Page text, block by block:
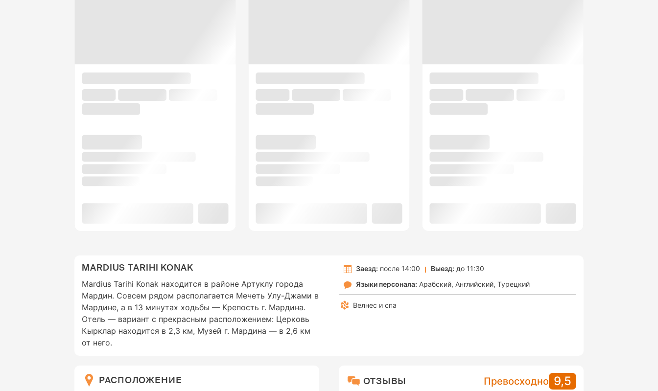
MARDIUS TARIHI KONAK
Mardius Tarihi Konak находится в районе Артуклу города
Мардин. Совсем рядом располагается Мечеть Улу-Джами в
Мардине, а в 13 минутах ходьбы — Крепость г. Мардина.
Отель — вариант с прекрасным расположением: Церковь
Кырклар находится в 2,3 км, Музей г. Мардина — в 2,6 км
от него.
Заезд: после 14:00 Выезд: до 11:30
Языки персонала: Арабский Английский Турецкий
Велнес и спа
РАСПОЛОЖЕНИЕ ОТЗЫВЫ Превосходно 9,5